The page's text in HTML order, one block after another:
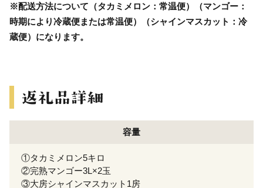
※配送方法について（タカミメロン：常温便）（マンゴー：
時期により冷蔵便または常温便）（シャインマスカット：冷
蔵便）になります。
容量
①タカミメロン5キロ
②完熟マンゴー3L×2玉
③大房シャインマスカット1房